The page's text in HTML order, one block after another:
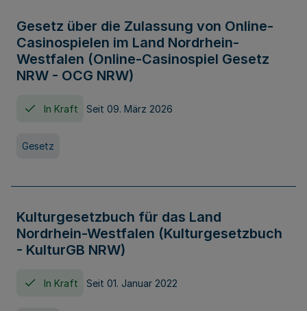
Gesetz über die Zulassung von Online-
Casinospielen im Land Nordrhein-
Westfalen (Online-Casinospiel Gesetz
NRW - OCG NRW)
In Kraft Seit 09. März 2026
Gesetz
Kulturgesetzbuch für das Land
Nordrhein-Westfalen (Kulturgesetzbuch
- KulturGB NRW)
In Kraft Seit 01. Januar 2022